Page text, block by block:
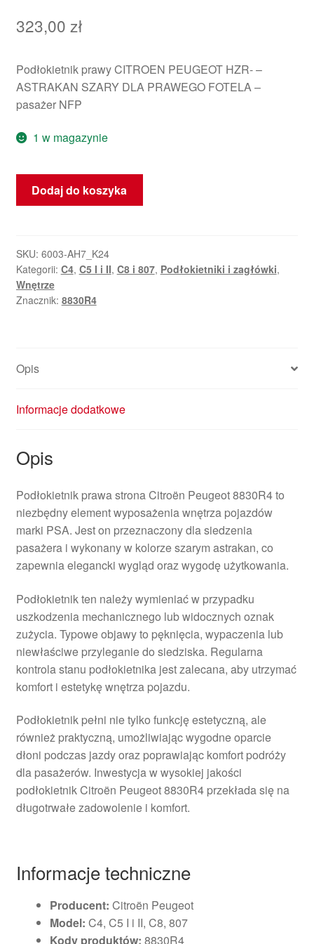
323,00 zł
Podłokietnik prawy CITROEN PEUGEOT HZR- –
ASTRAKAN SZARY DLA PRAWEGO FOTELA –
pasażer NFP
1 w magazynie
ilość
Prawy
Peugeot
8830R4
Dodaj do koszyka
SKU: 6003-AH7_K24
Kategorii: C4, C5 I i II, C8 i 807, Podłokietniki i zagłówki,
Wnętrze
Znacznik: 8830R4
Opis
Informacje dodatkowe
Opis
Podłokietnik prawa strona Citroën Peugeot 8830R4 to
niezbędny element wyposażenia wnętrza pojazdów
marki PSA. Jest on przeznaczony dla siedzenia
pasażera i wykonany w kolorze szarym astrakan, co
zapewnia elegancki wygląd oraz wygodę użytkowania.
Podłokietnik ten należy wymieniać w przypadku
uszkodzenia mechanicznego lub widocznych oznak
zużycia. Typowe objawy to pęknięcia, wypaczenia lub
niewłaściwe przyleganie do siedziska. Regularna
kontrola stanu podłokietnika jest zalecana, aby utrzymać
komfort i estetykę wnętrza pojazdu.
Podłokietnik pełni nie tylko funkcję estetyczną, ale
również praktyczną, umożliwiając wygodne oparcie
dłoni podczas jazdy oraz poprawiając komfort podróży
dla pasażerów. Inwestycja w wysokiej jakości
podłokietnik Citroën Peugeot 8830R4 przekłada się na
długotrwałe zadowolenie i komfort.
Informacje techniczne
Producent: Citroën Peugeot
Model: C4, C5 I i II, C8, 807
Kody produktów: 8830R4